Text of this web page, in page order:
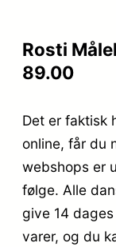
Rosti
89.00
Det er faktisk
online, får du
webshops er
følge. Alle
give 14
varer, og du